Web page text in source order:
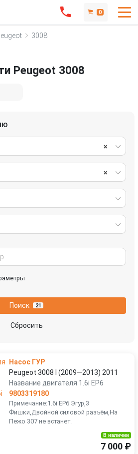
0
3008
Peugeot 3008
×
×
Поиск 21
Сбросить
Насос ГУР
Peugeot 3008 I (2009—2013) 2011
Название двигателя 1.6i EP6
9803319180
Примечание:1.6i EP6 Эгур,3
Фишки,Двойной силовой разъём,На
Пежо 307 не встанет.
В наличии
7 000 ₽